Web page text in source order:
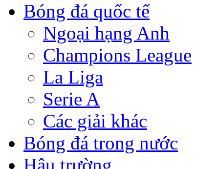
Bóng đá quốc tế
Ngoại hạng Anh
Champions League
La Liga
Serie A
Các giải khác
Bóng đá trong nước